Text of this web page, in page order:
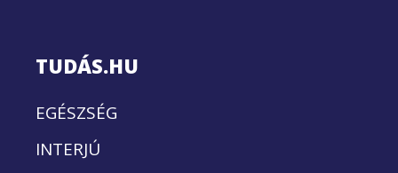
TUDÁS.HU
EGÉSZSÉG
INTERJÚ